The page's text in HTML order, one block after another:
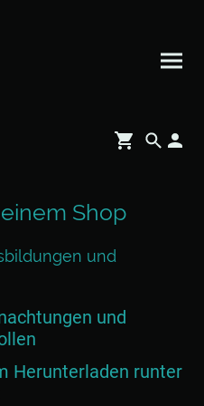
Shop
und
und
Herunterladen runter